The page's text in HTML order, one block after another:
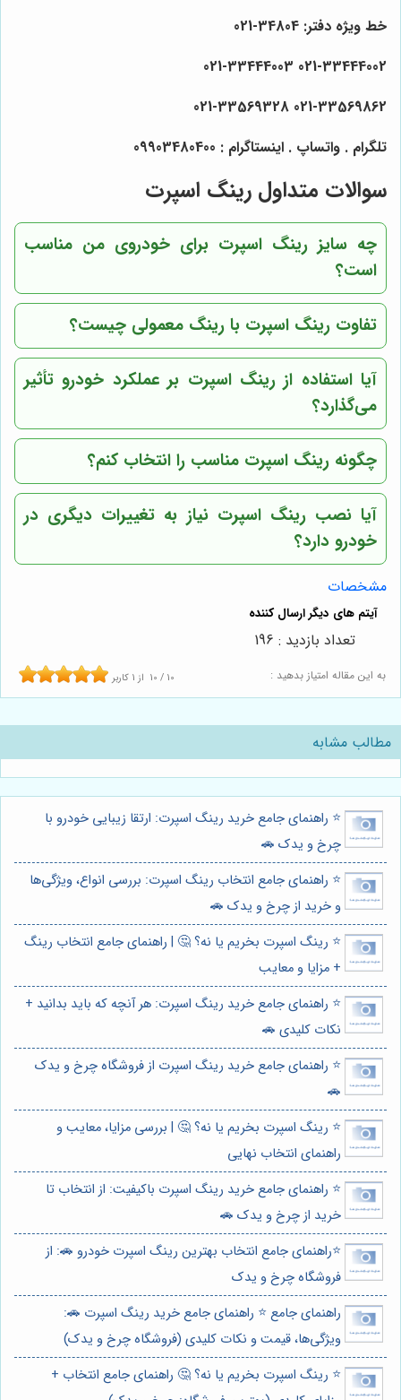
خط ویژه دفتر: 34804-021
021-33444002 021-33444003
021-33569862
021-33569328
تلگرام . واتساپ . اینستاگرام : 09903480400
سوالات متداول رینگ اسپرت
چه سایز رینگ اسپرت برای خودروی من مناسب
است؟
تفاوت رینگ اسپرت با رینگ معمولی چیست؟
آیا استفاده از رینگ اسپرت بر عملکرد خودرو تأثیر
می‌گذارد؟
چگونه رینگ اسپرت مناسب را انتخاب کنم؟
آیا نصب رینگ اسپرت نیاز به تغییرات دیگری در
خودرو دارد؟
مشخصات
به این مقاله امتیاز بدهید : 10 / 10 از 1 کاربر
تعداد بازدید : 196
مطالب مشابه
⭐️ راهنمای جامع خرید رینگ اسپرت: ارتقا زیبایی خودرو با
چرخ و یدک 🚗
⭐️ راهنمای جامع انتخاب رینگ اسپرت: بررسی انواع، ویژگی‌ها
و خرید از چرخ و یدک 🚗
⭐️ رینگ اسپرت بخریم یا نه؟ 🤔 | راهنمای جامع انتخاب رینگ
+ مزایا و معایب
⭐️ راهنمای جامع خرید رینگ اسپرت: هر آنچه که باید بدانید +
نکات کلیدی 🚗
⭐️ راهنمای جامع خرید رینگ اسپرت از فروشگاه چرخ و یدک
🚗
⭐️ رینگ اسپرت بخریم یا نه؟ 🤔 | بررسی مزایا، معایب و
راهنمای انتخاب نهایی
⭐️ راهنمای جامع خرید رینگ اسپرت باکیفیت: از انتخاب تا
خرید از چرخ و یدک 🚗
⭐️راهنمای جامع انتخاب بهترین رینگ اسپرت خودرو 🚗: از
فروشگاه چرخ و یدک
راهنمای جامع ⭐️ راهنمای جامع خرید رینگ اسپرت 🚗:
ویژگی‌ها، قیمت و نکات کلیدی (فروشگاه چرخ و یدک)
⭐️ رینگ اسپرت بخریم یا نه؟ 🤔 راهنمای جامع انتخاب +